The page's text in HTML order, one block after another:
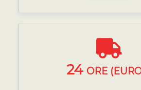
24 ORE